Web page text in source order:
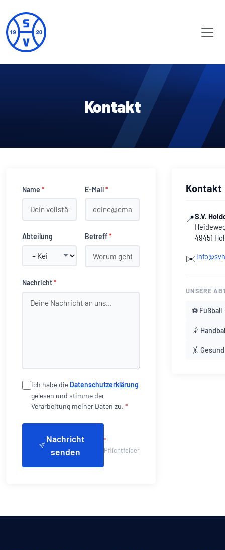
Kontakt
Name * E-Mail*
Abteilung Betreff*
Nachricht*
Ich habe die Datenschutzerklärung
gelesen und stimme der
Verarbeitung meiner Daten zu. *
Nachricht
senden
*
Pflichtfelder
Kontakt
📍S.V.
49451
✉️
UNSERE
⚽ Fußball
🤾
🤸